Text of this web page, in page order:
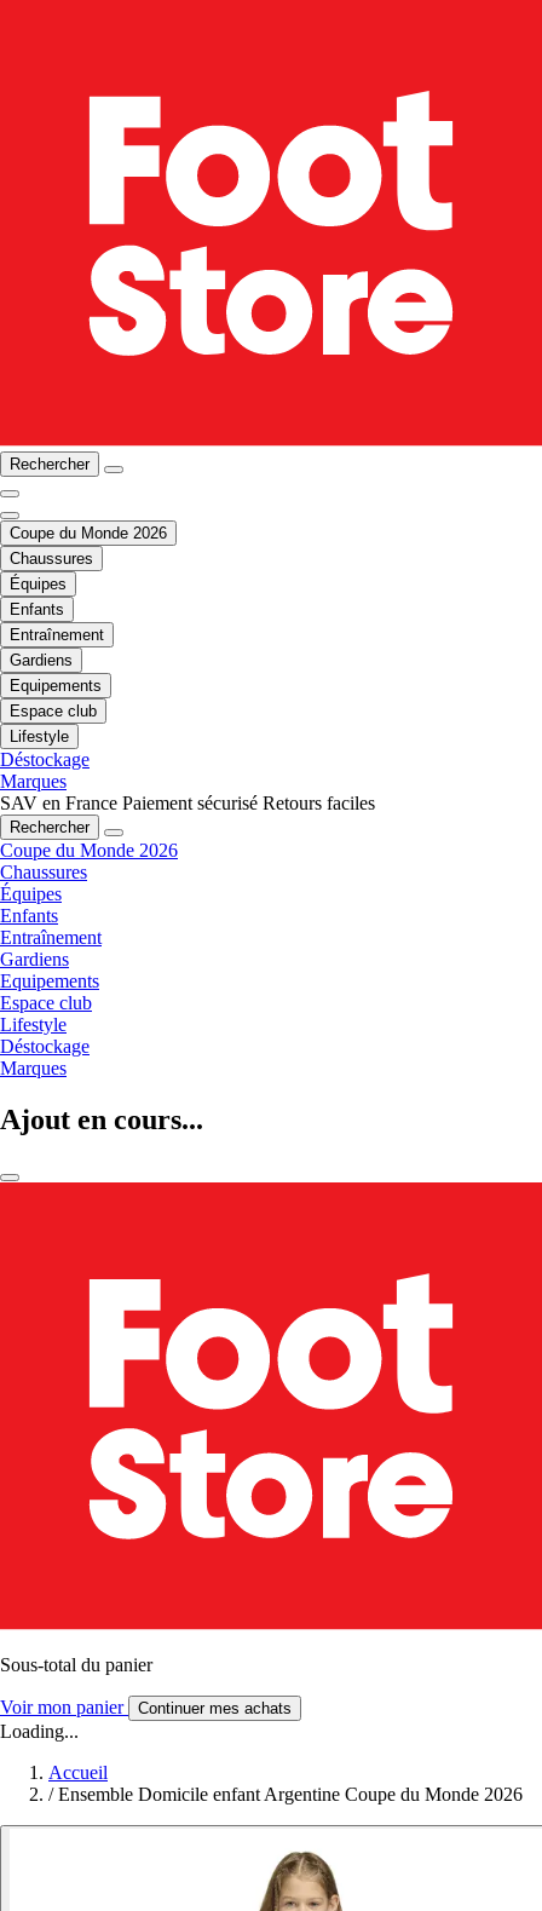
Rechercher
Coupe du Monde 2026
Chaussures
Équipes
Enfants
Entraînement
Gardiens
Equipements
Espace club
Lifestyle
Déstockage
Marques
SAV en France Paiement sécurisé Retours faciles
Rechercher
Coupe du Monde 2026
Chaussures
Équipes
Enfants
Entraînement
Gardiens
Equipements
Espace club
Lifestyle
Déstockage
Marques
Ajout en cours...
Sous-total du panier
Voir mon panier Continuer mes achats
Loading...
Accueil
/ Ensemble Domicile enfant Argentine Coupe du Monde 2026